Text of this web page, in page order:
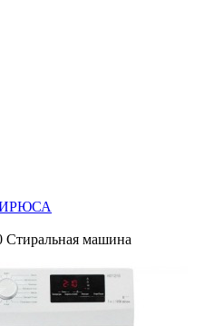
машина